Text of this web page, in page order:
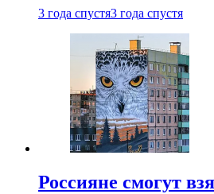
3 года спустя3 года спустя
Россияне смогут